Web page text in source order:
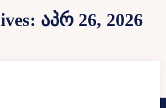
აპრ 26, 2026